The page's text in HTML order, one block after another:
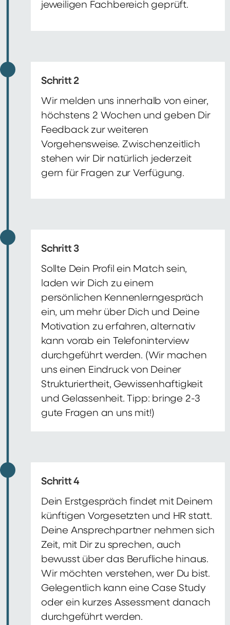
jeweiligen Fachbereich geprüft.
Schritt 2
Wir melden uns innerhalb von einer,
höchstens 2 Wochen und geben Dir
Feedback zur weiteren
Vorgehensweise. Zwischenzeitlich
stehen wir Dir natürlich jederzeit
gern für Fragen zur Verfügung.
Schritt 3
Sollte Dein Profil ein Match sein,
laden wir Dich zu einem
persönlichen Kennenlerngespräch
ein, um mehr über Dich und Deine
Motivation zu erfahren, alternativ
kann vorab ein Telefoninterview
durchgeführt werden. (Wir machen
uns einen Eindruck von Deiner
Strukturiertheit, Gewissenhaftigkeit
und Gelassenheit. Tipp: bringe 2-3
gute Fragen an uns mit!)
Schritt 4
Dein Erstgespräch findet mit Deinem
künftigen Vorgesetzten und HR statt.
Deine Ansprechpartner nehmen sich
Zeit, mit Dir zu sprechen, auch
bewusst über das Berufliche hinaus.
Wir möchten verstehen, wer Du bist.
Gelegentlich kann eine Case Study
oder ein kurzes Assessment danach
durchgeführt werden.